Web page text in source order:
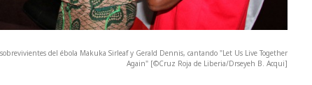
del ébola Makuka Sirleaf y Gerald Dennis, cantando "Let Us Live Together
Again" [©Cruz Roja de Liberia/Drseyeh B. Acqui]